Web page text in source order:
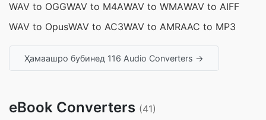
WAV to OGGWAV to M4AWAV to WMAWAV to AIFF
WAV to OpusWAV to AC3WAV to AMRAAC to MP3
Ҳамаашро бубинед 116 Audio Converters →
eBook Converters (41)